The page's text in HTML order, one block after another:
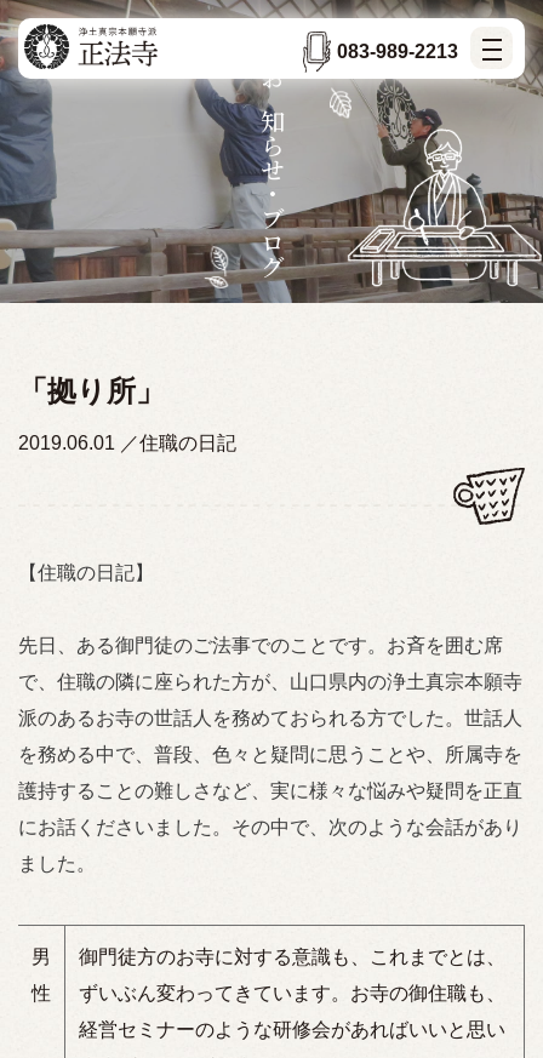
083-989-2213
お知らせ・ブログ
「拠り所」
2019.06.01 住職の日記
【住職の日記】
先日、ある御門徒のご法事でのことです。お斉を囲む席
で、住職の隣に座られた方が、山口県内の浄土真宗本願寺
派のあるお寺の世話人を務めておられる方でした。世話人
を務める中で、普段、色々と疑問に思うことや、所属寺を
護持することの難しさなど、実に様々な悩みや疑問を正直
にお話くださいました。その中で、次のような会話があり
ました。
男
性
御門徒方のお寺に対する意識も、これまでとは、
ずいぶん変わってきています。お寺の御住職も、
経営セミナーのような研修会があればいいと思い